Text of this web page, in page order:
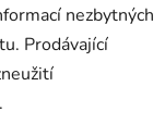
nezbytných
Prodávající